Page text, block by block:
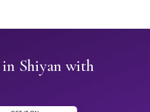
Shiyan with